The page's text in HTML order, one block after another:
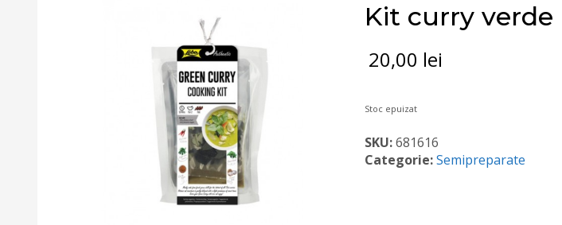
Kit curry verde
20,00 lei
Stoc epuizat
SKU:681616
Categorie:Semipreparate